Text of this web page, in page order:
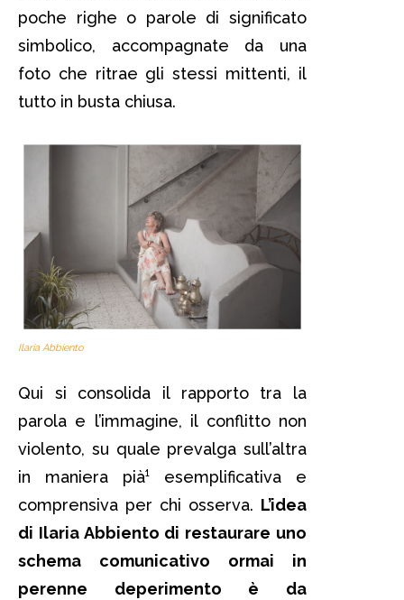
poche righe o parole di significato
simbolico, accompagnate da una
foto che ritrae gli stessi mittenti, il
tutto in busta chiusa.
Ilaria Abbiento
Qui si consolida il rapporto tra la
parola e l’immagine, il conflitto non
violento, su quale prevalga sull’altra
in maniera pià¹ esemplificativa e
comprensiva per chi osserva. L’idea
di Ilaria Abbiento di restaurare uno
schema comunicativo ormai in
perenne deperimento è da